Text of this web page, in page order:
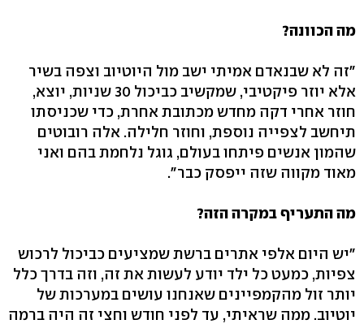
מה הכוונה?
"זה לא שבנאדם אמיתי ישב מול היוטיוב וצפה בשיר
אלא יוזר פיקטיבי, שמקשיב כביכול 30 שניות, יוצא,
חוזר אחרי דקה מחדש מכתובת אחרת, כדי שכניסתו
תיחשב לצפייה נוספת, וחוזר חלילה. אלה רובוטים
שהמון אנשים פיתחו בעולם, גוגל נלחמת בהם ואני
מאוד מקווה שזה ייפסק כבר".
מה התעריף במקרה הזה?
"יש היום אלפי אתרים ברשת שמציעים כביכול לרכוש
צפיות, כמעט כל ילד יודע לעשות את זה, וזה בדרך כלל
יותר זול מהקמפיינים שאנחנו עושים במערכות של
יוטיוב. ממה שראיתי, עד לפני חודש וחצי זה היה ברמה